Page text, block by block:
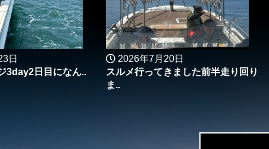
日
3day2日目になん..
2026年7月20日
スルメ行ってきました前半走り回り
ま..